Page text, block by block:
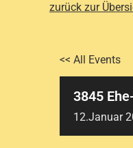
zurück zur
<< All Events
3845
12.Januar